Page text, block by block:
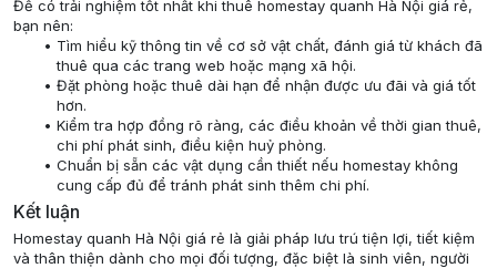
Để có trải nghiệm tốt nhất khi thuê homestay quanh Hà Nội giá rẻ,
bạn nên:
Tìm hiểu kỹ thông tin về cơ sở vật chất, đánh giá từ khách đã
thuê qua các trang web hoặc mạng xã hội.
Đặt phòng hoặc thuê dài hạn để nhận được ưu đãi và giá tốt
hơn.
Kiểm tra hợp đồng rõ ràng, các điều khoản về thời gian thuê,
chi phí phát sinh, điều kiện huỷ phòng.
Chuẩn bị sẵn các vật dụng cần thiết nếu homestay không
cung cấp đủ để tránh phát sinh thêm chi phí.
Kết luận
Homestay quanh Hà Nội giá rẻ là giải pháp lưu trú tiện lợi, tiết kiệm
và thân thiện dành cho mọi đối tượng, đặc biệt là sinh viên, người